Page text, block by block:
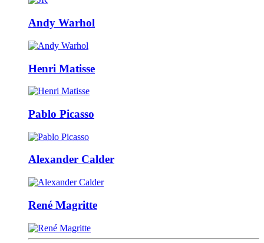
Andy Warhol
Henri Matisse
Pablo Picasso
Alexander Calder
René Magritte